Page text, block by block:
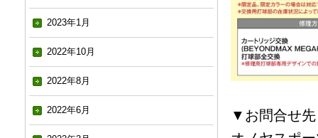
2023年1月
2022年10月
2022年8月
2022年6月
▼お問合せ